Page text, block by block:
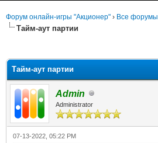
Форум онлайн-игры "Акционер" › Все форумы
Тайм-аут партии
Тайм-аут партии
Admin
Administrator
07-13-2022, 05:22 PM